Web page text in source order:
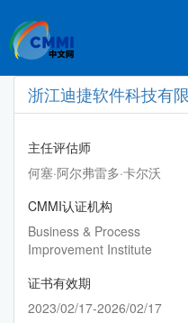
浙江迪捷软件科技有
主任评估师
何塞·阿尔弗雷多·卡尔沃
CMMI认证机构
Business & Process
Improvement Institute
证书有效期
2023/02/17-2026/02/17